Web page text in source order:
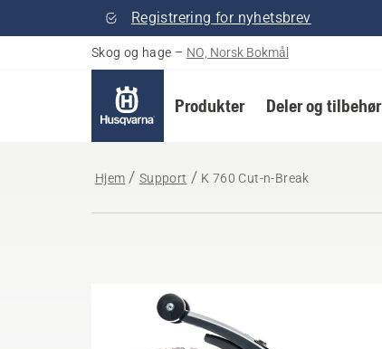
Registrering for nyhetsbrev
Skog og hage – NO, Norsk Bokmål
Produkter Deler og tilbehør
Hjem Support K 760 Cut-n-Break